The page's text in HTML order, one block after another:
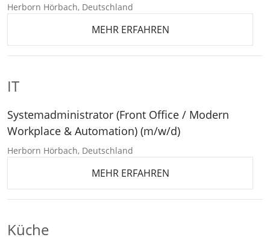
Herborn Hörbach, Deutschland
MEHR ERFAHREN
IT
Systemadministrator (Front Office / Modern
Workplace & Automation) (m/w/d)
Herborn Hörbach, Deutschland
MEHR ERFAHREN
Küche